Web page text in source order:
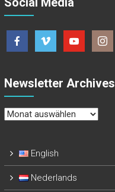
Newsletter Archives
Newsletter
English
Nederlands